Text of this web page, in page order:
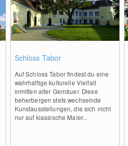
Schloss Tabor
Auf Schloss Tabor findest du eine
wahrhaftige kulturelle Vielfalt
inmitten alter Gemäuer. Diese
beherbergen stets wechselnde
Kunstausstellungen, die sich nicht
nur auf klassische Maler...